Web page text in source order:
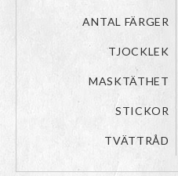
ANTAL FÄRGER
TJOCKLEK
MASKTÄTHET
STICKOR
TVÄTTRÅD